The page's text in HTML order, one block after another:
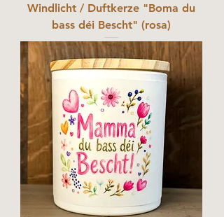
Windlicht / Duftkerze "Boma du
bass déi Bescht" (rosa)